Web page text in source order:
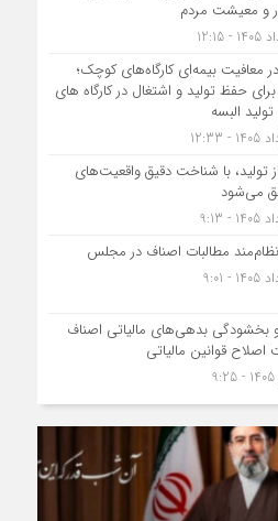
و معیشت مردم
معافیت بیمه‌ای کارگاه‌های کوچک؛
حفظ تولید و اشتغال در کارگاه های
البسه
تولید، با شناخت دقیق واقعیت‌های
می‌شود
مطالبات اصناف در مجلس
بخشودگی بدهی‌های مالیاتی اصناف
اصلاح قوانین مالیاتی